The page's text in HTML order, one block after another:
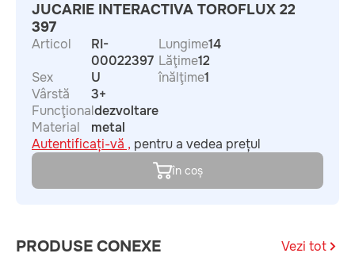
JUCARIE INTERACTIVA TOROFLUX 22
397
Articol
RI-
00022397
Sex
U
Vârstă
3+
Funcţionaldezvoltare
Material
metal
Lungime14
Lăţime12
înălţime1
Autentificați-vă , pentru a vedea prețul
în coș
PRODUSE CONEXE Vezi tot